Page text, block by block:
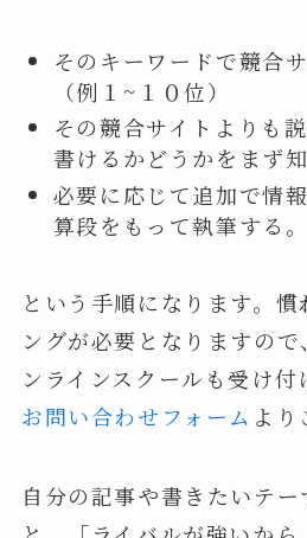
そのキーワードで競合
（例１~１０位）
その競合サイトよりも
書けるかどうかをまず
必要に応じて追加で情
算段をもって執筆する。
という手順になります。
ングが必要となりますの
ンラインスクールも受け付
お問い合わせフォーム より
自分の記事や書きたいテ